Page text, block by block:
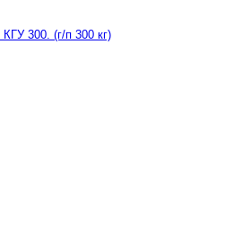
300. (г/п 300 кг)